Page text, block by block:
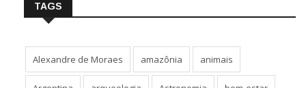
TAGS
Alexandre de Moraes amazônia animais